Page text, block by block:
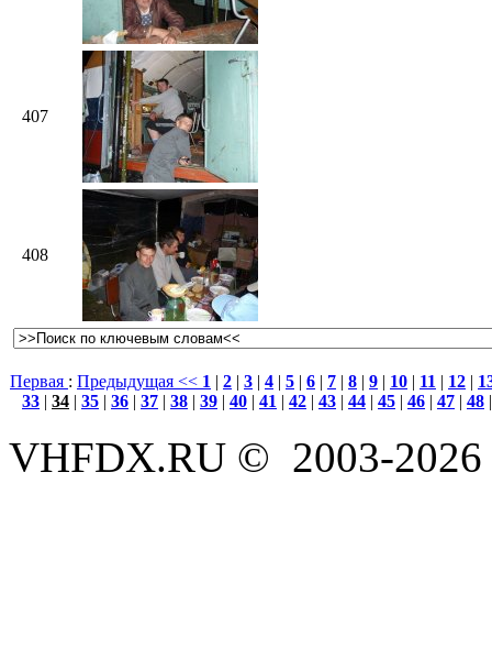
407
408
Первая : Предыдущая << 1 | 2 | 3 | 4 | 5 | 6 | 7 | 8 | 9 | 10 | 11 | 12 |
33 | 34 | 35 | 36 | 37 | 38 | 39 | 40 | 41 | 42 | 43 | 44 | 45 | 46 | 47 | 48
VHFDX.RU © 2003-2026